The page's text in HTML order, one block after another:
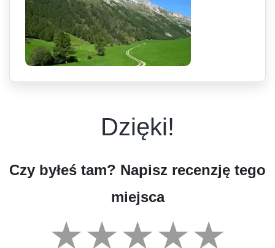
Dzięki!
Czy byłeś tam? Napisz recenzję tego
miejsca